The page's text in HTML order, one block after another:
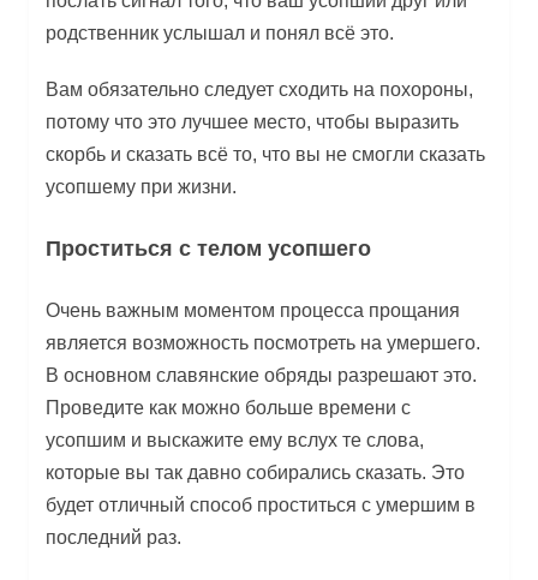
родственник услышал и понял всё это.
Вам обязательно следует сходить на похороны,
потому что это лучшее место, чтобы выразить
скорбь и сказать всё то, что вы не смогли сказать
усопшему при жизни.
Проститься с телом усопшего
Очень важным моментом процесса прощания
является возможность посмотреть на умершего.
В основном славянские обряды разрешают это.
Проведите как можно больше времени с
усопшим и выскажите ему вслух те слова,
которые вы так давно собирались сказать. Это
будет отличный способ проститься с умершим в
последний раз.